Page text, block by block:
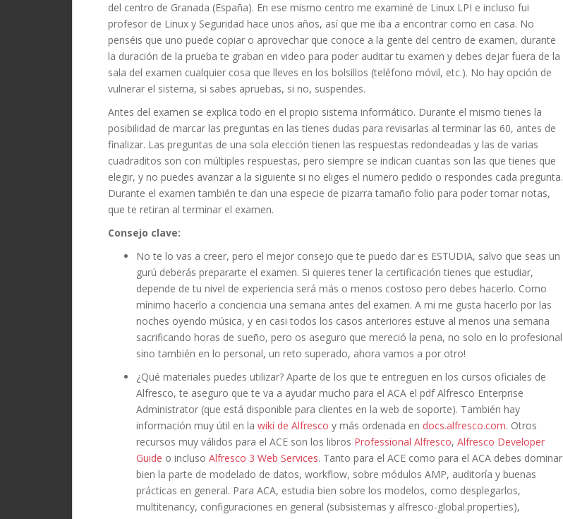
del centro de Granada (España). En ese mismo centro me examiné de Linux LPI e incluso fui
profesor de Linux y Seguridad hace unos años, así que me iba a encontrar como en casa. No
penséis que uno puede copiar o aprovechar que conoce a la gente del centro de examen, durante
la duración de la prueba te graban en video para poder auditar tu examen y debes dejar fuera de la
sala del examen cualquier cosa que lleves en los bolsillos (teléfono móvil, etc.). No hay opción de
vulnerar el sistema, si sabes apruebas, si no, suspendes.
Antes del examen se explica todo en el propio sistema informático. Durante el mismo tienes la
posibilidad de marcar las preguntas en las tienes dudas para revisarlas al terminar las 60, antes de
finalizar. Las preguntas de una sola elección tienen las respuestas redondeadas y las de varias
cuadraditos son con múltiples respuestas, pero siempre se indican cuantas son las que tienes que
elegir, y no puedes avanzar a la siguiente si no eliges el numero pedido o respondes cada pregunta.
Durante el examen también te dan una especie de pizarra tamaño folio para poder tomar notas,
que te retiran al terminar el examen.
Consejo clave:
No te lo vas a creer, pero el mejor consejo que te puedo dar es ESTUDIA, salvo que seas un
gurú deberás prepararte el examen. Si quieres tener la certificación tienes que estudiar,
depende de tu nivel de experiencia será más o menos costoso pero debes hacerlo. Como
mínimo hacerlo a conciencia una semana antes del examen. A mi me gusta hacerlo por las
noches oyendo música, y en casi todos los casos anteriores estuve al menos una semana
sacrificando horas de sueño, pero os aseguro que mereció la pena, no solo en lo profesional
sino también en lo personal, un reto superado, ahora vamos a por otro!
¿Qué materiales puedes utilizar? Aparte de los que te entreguen en los cursos oficiales de
Alfresco, te aseguro que te va a ayudar mucho para el ACA el pdf Alfresco Enterprise
Administrator (que está disponible para clientes en la web de soporte). También hay
información muy útil en la wiki de Alfresco y más ordenada en docs.alfresco.com. Otros
recursos muy válidos para el ACE son los libros Professional Alfresco, Alfresco Developer
Guide o incluso Alfresco 3 Web Services. Tanto para el ACE como para el ACA debes dominar
bien la parte de modelado de datos, workflow, sobre módulos AMP, auditoría y buenas
prácticas en general. Para ACA, estudia bien sobre los modelos, como desplegarlos,
multitenancy, configuraciones en general (subsistemas y alfresco-global.properties),